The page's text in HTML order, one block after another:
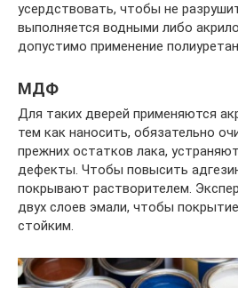
усердствовать, чтобы не
выполняется водными либо
допустимо применение
МДФ
Для таких дверей применяются
тем как наносить, обязательно
прежних остатков лака,
дефекты. Чтобы повысить
покрывают растворителем.
двух слоев эмали, чтобы
стойким.